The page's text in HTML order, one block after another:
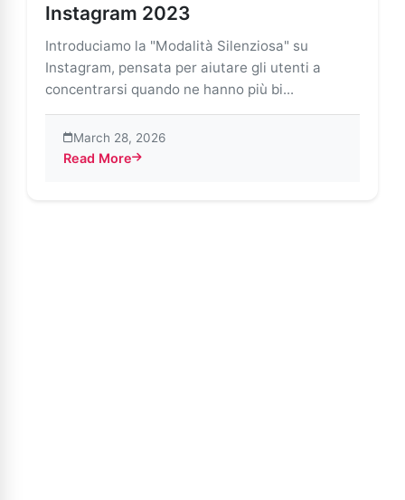
Instagram 2023
Introduciamo la "Modalità Silenziosa" su
Instagram, pensata per aiutare gli utenti a
concentrarsi quando ne hanno più bi...
March 28, 2026
Read More
about Report sulle tendenze di Instagram 2023